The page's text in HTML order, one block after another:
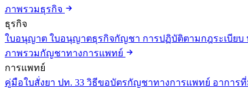
ภาพรวมธุรกิจ
ธุรกิจ
ใบอนุญาต ใบอนุญาตธุรกิจกัญชา การปฏิบัติตามกฎระเบียบ
ภาพรวมกัญชาทางการแพทย์
การแพทย์
คู่มือใบสั่งยา ปท. 33 วิธีขอบัตรกัญชาทางการแพทย์ อาการ